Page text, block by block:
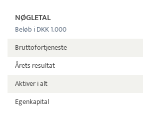
NØGLETAL
Beløb i DKK 1.000
Bruttofortjeneste
Årets resultat
Aktiver i alt
Egenkapital